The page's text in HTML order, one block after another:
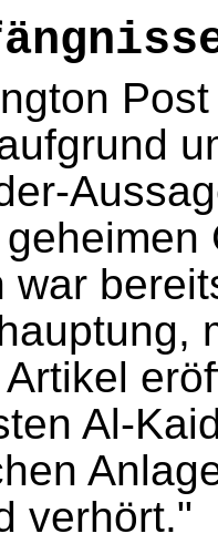
war
Al-
verhört."